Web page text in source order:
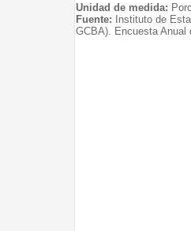
Unidad de medida:
Fuente: Instituto de
GCBA). Encuesta Anual